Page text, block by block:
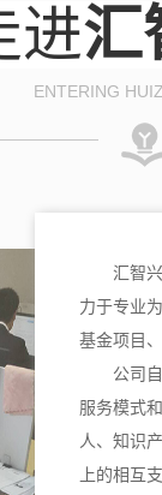
进汇
ENTERING
汇智
力于专业
基金项目
公司
服务模式
人、知识
上的相互